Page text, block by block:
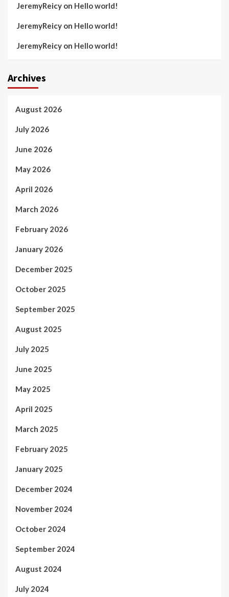
JeremyReicy on Hello world!
JeremyReicy on Hello world!
JeremyReicy on Hello world!
Archives
August 2026
July 2026
June 2026
May 2026
April 2026
March 2026
February 2026
January 2026
December 2025
October 2025
September 2025
August 2025
July 2025
June 2025
May 2025
April 2025
March 2025
February 2025
January 2025
December 2024
November 2024
October 2024
September 2024
August 2024
July 2024